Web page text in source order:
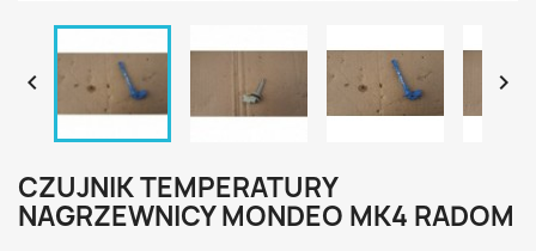
 
CZUJNIK TEMPERATURY
NAGRZEWNICY MONDEO MK4 RADOM